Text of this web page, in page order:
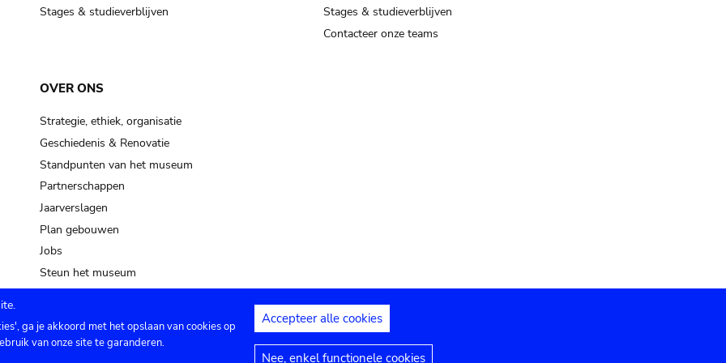
Stages & studieverblijven
Stages & studieverblijven
Contacteer onze teams
OVER ONS
Strategie, ethiek, organisatie
Geschiedenis & Renovatie
Standpunten van het museum
Partnerschappen
Jaarverslagen
Plan gebouwen
Jobs
Steun het museum
Privacy instellingen Juridische mededelingen
ga je akkoord met het opslaan van cookies op
van onze site te garanderen.
Accepteer alle cookies
Nee, enkel functionele cookies